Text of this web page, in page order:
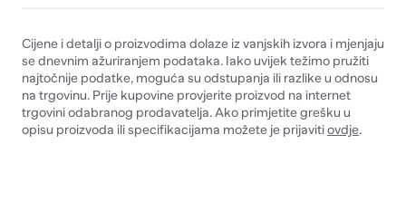
Cijene i detalji o proizvodima dolaze iz vanjskih izvora i mjenjaju
se dnevnim ažuriranjem podataka. Iako uvijek težimo pružiti
najtočnije podatke, moguća su odstupanja ili razlike u odnosu
na trgovinu. Prije kupovine provjerite proizvod na internet
trgovini odabranog prodavatelja. Ako primjetite grešku u
opisu proizvoda ili specifikacijama možete je prijavitiovdje.